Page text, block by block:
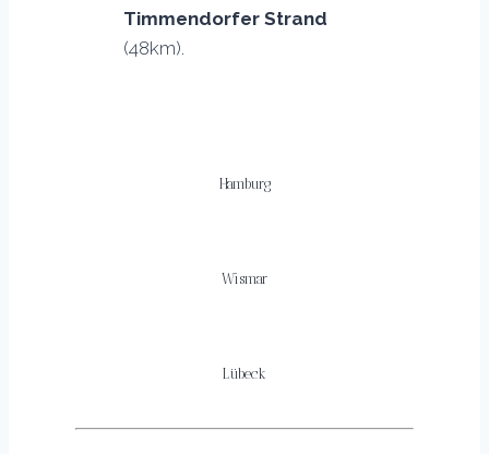
Timmendorfer Strand
(48km).
Hamburg
Wismar
Lübeck